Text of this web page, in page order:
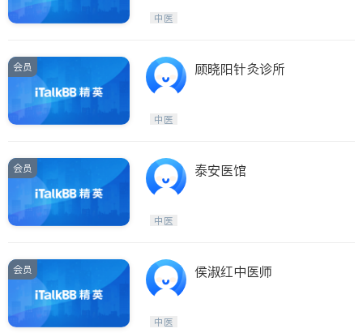
中医
会员 顾晓阳针灸诊所
中医
会员 泰安医馆
中医
会员 侯淑红中医师
中医